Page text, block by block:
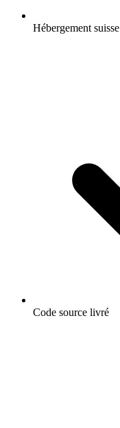
Hébergement suisse
Code source livré